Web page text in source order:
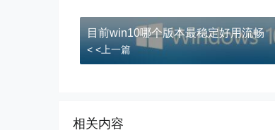
目前win10哪个版本最稳定好用流畅
< <上一篇
相关内容